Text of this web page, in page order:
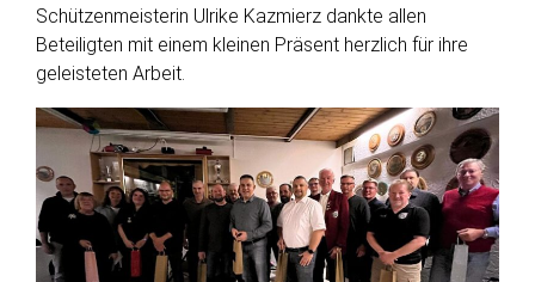
Schützenmeisterin Ulrike Kazmierz dankte allen
Beteiligten mit einem kleinen Präsent herzlich für ihre
geleisteten Arbeit.